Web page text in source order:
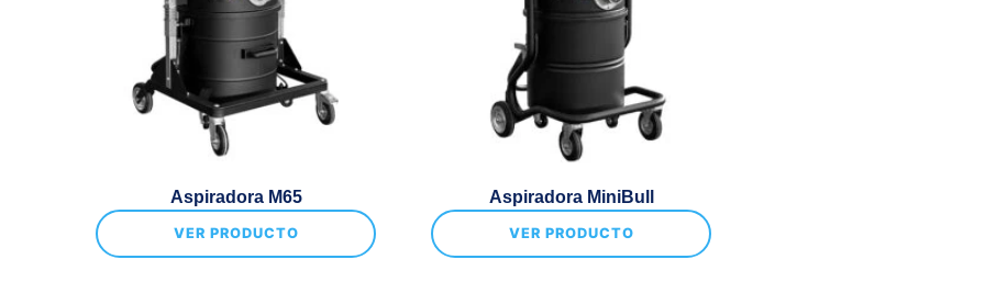
Aspiradora M65
VER PRODUCTO
Aspiradora MiniBull
VER PRODUCTO